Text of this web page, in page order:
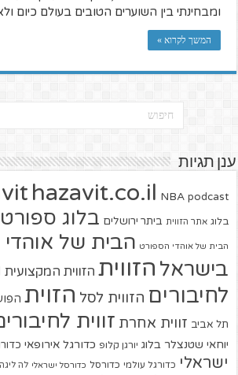
ומבחינתי בין השוערים הטובים בעולם כיום
המשך לקרוא »
ענן תגיות
hazavit.co.il NBA podcast
בלוג אתר הזווית ביתר ירושלים בלוג ספורט
הבית של אוהדי הספורט הבית של
בישראל הזווית הזווית המקצועית
לחיבורים הזווית לסל הזוית
תל אביב זווית אחרת זווית
יוחאי שטנצלר בלוג יורגן קלופ כדורגל אירופאי
ישראלי כדורגל עולמי כדורסל כדורסל ישראלי לה ליגה